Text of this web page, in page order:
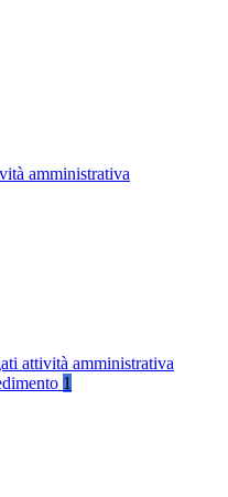
amministrativa
attività amministrativa
1